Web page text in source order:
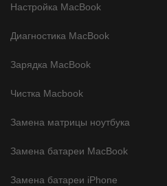
Настройка MacBook
Диагностика MacBook
Зарядка MacBook
Чистка Macbook
Замена матрицы ноутбука
Замена батареи MacBook
Замена батареи iPhone